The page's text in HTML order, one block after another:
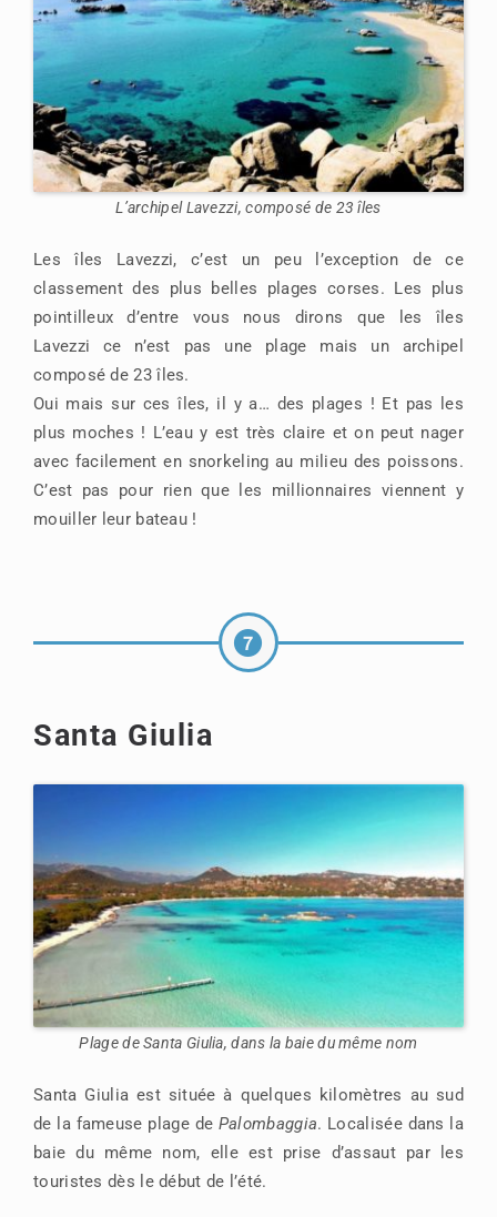
L’archipel Lavezzi, composé de 23 îles
Les îles Lavezzi, c’est un peu l’exception de ce
classement des plus belles plages corses. Les plus
pointilleux d’entre vous nous dirons que les îles
Lavezzi ce n’est pas une plage mais un archipel
composé de 23 îles.
Oui mais sur ces îles, il y a… des plages ! Et pas les
plus moches ! L’eau y est très claire et on peut nager
avec facilement en snorkeling au milieu des poissons.
C’est pas pour rien que les millionnaires viennent y
mouiller leur bateau !
Santa Giulia
Plage de Santa Giulia, dans la baie du même nom
Santa Giulia est située à quelques kilomètres au sud
de la fameuse plage de Palombaggia. Localisée dans la
baie du même nom, elle est prise d’assaut par les
touristes dès le début de l’été.